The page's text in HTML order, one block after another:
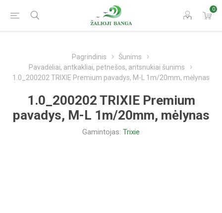
0
Pagrindinis
Šunims
Pavadėliai, antkakliai, petnešos, antsnukiai šunims
1.0_200202 TRIXIE Premium pavadys, M-L 1m/20mm, mėlynas
1.0_200202 TRIXIE Premium
pavadys, M-L 1m/20mm, mėlynas
Gamintojas: Trixie